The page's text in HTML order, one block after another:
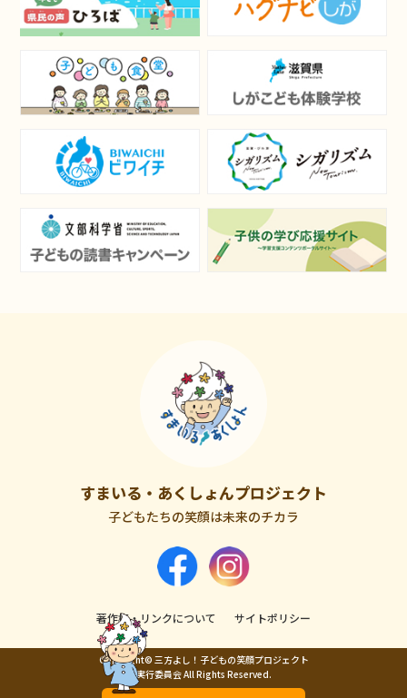
すまいる・あくしょんプロジェクト
子どもたちの笑顔は未来のチカラ
著作権・リンクについて サイトポリシー
Copyright© 三方よし！子どもの笑顔プロジェクト
実行委員会 All Rights Reserved.